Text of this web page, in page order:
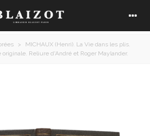
>
MICHAUX (Henri). La Vie dans les plis.
originale. Reliure d'André et Roger Maylander.